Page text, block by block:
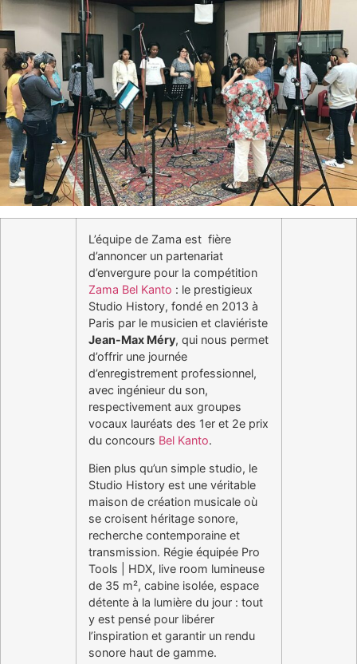
L’équipe de Zama est fière
d’annoncer un partenariat
d’envergure pour la compétition
Zama Bel Kanto : le prestigieux
Studio History, fondé en 2013 à
Paris par le musicien et claviériste
Jean-Max Méry, qui nous permet
d’offrir une journée
d’enregistrement professionnel,
avec ingénieur du son,
respectivement aux groupes
vocaux lauréats des 1er et 2e prix
du concours Bel Kanto.
Bien plus qu’un simple studio, le
Studio History est une véritable
maison de création musicale où
se croisent héritage sonore,
recherche contemporaine et
transmission. Régie équipée Pro
Tools | HDX, live room lumineuse
de 35 m², cabine isolée, espace
détente à la lumière du jour : tout
y est pensé pour libérer
l’inspiration et garantir un rendu
sonore haut de gamme.